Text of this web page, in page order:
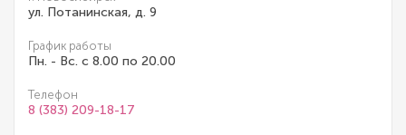
ул. Потанинская, д. 9
График работы
Пн. - Вс. с 8.00 по 20.00
Телефон
8 (383) 209-18-17